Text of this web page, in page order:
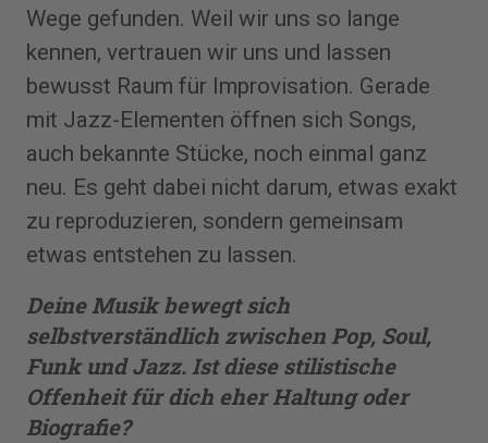
Wege gefunden. Weil wir uns so lange
kennen, vertrauen wir uns und lassen
bewusst Raum für Improvisation. Gerade
mit Jazz-Elementen öffnen sich Songs,
auch bekannte Stücke, noch einmal ganz
neu. Es geht dabei nicht darum, etwas exakt
zu reproduzieren, sondern gemeinsam
etwas entstehen zu lassen.
Deine Musik bewegt sich
selbstverständlich zwischen Pop, Soul,
Funk und Jazz. Ist diese stilistische
Offenheit für dich eher Haltung oder
Biografie?